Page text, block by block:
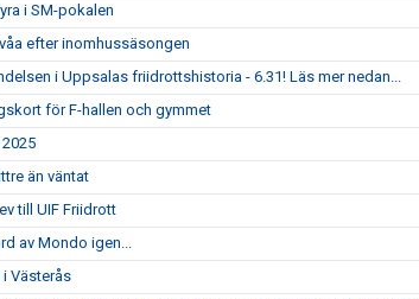
i SM-pokalen
efter inomhussäsongen
i Uppsalas friidrottshistoria - 6.31! Läs mer nedan...
för F-hallen och gymmet
än väntat
till UIF Friidrott
av Mondo igen...
Västerås